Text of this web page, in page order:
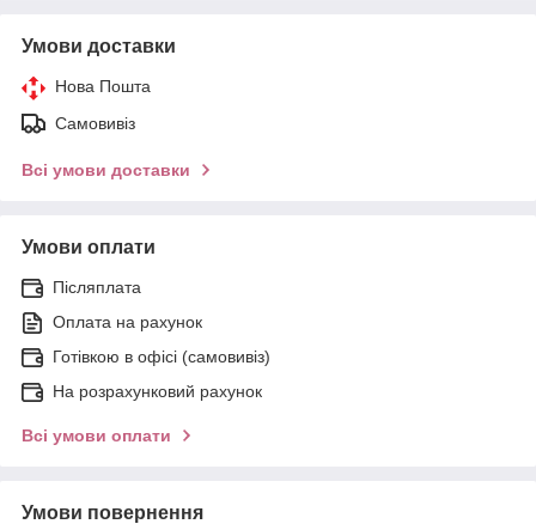
Умови доставки
Нова Пошта
Самовивіз
Всі умови доставки
Умови оплати
Післяплата
Оплата на рахунок
Готівкою в офісі (самовивіз)
На розрахунковий рахунок
Всі умови оплати
Умови повернення